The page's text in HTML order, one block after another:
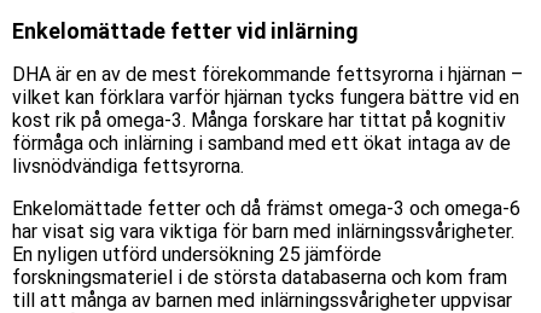
Enkelomättade fetter vid inlärning
DHA är en av de mest förekommande fettsyrorna i hjärnan –
vilket kan förklara varför hjärnan tycks fungera bättre vid en
kost rik på omega-3. Många forskare har tittat på kognitiv
förmåga och inlärning i samband med ett ökat intaga av de
livsnödvändiga fettsyrorna.
Enkelomättade fetter och då främst omega-3 och omega-6
har visat sig vara viktiga för barn med inlärningssvårigheter.
En nyligen utförd undersökning 25 jämförde
forskningsmateriel i de största databaserna och kom fram
till att många av barnen med inlärningssvårigheter uppvisar